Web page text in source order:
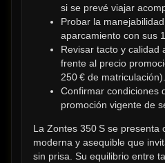
si se prevé viajar
Probar la
aparcamiento con sus
Revisar tacto y calidad
frente al precio
250 € de matriculación).
Confirmar condiciones
promoción vigente de
La Zontes 350 S se presenta
moderna y asequible que
sin prisa. Su equilibrio entre